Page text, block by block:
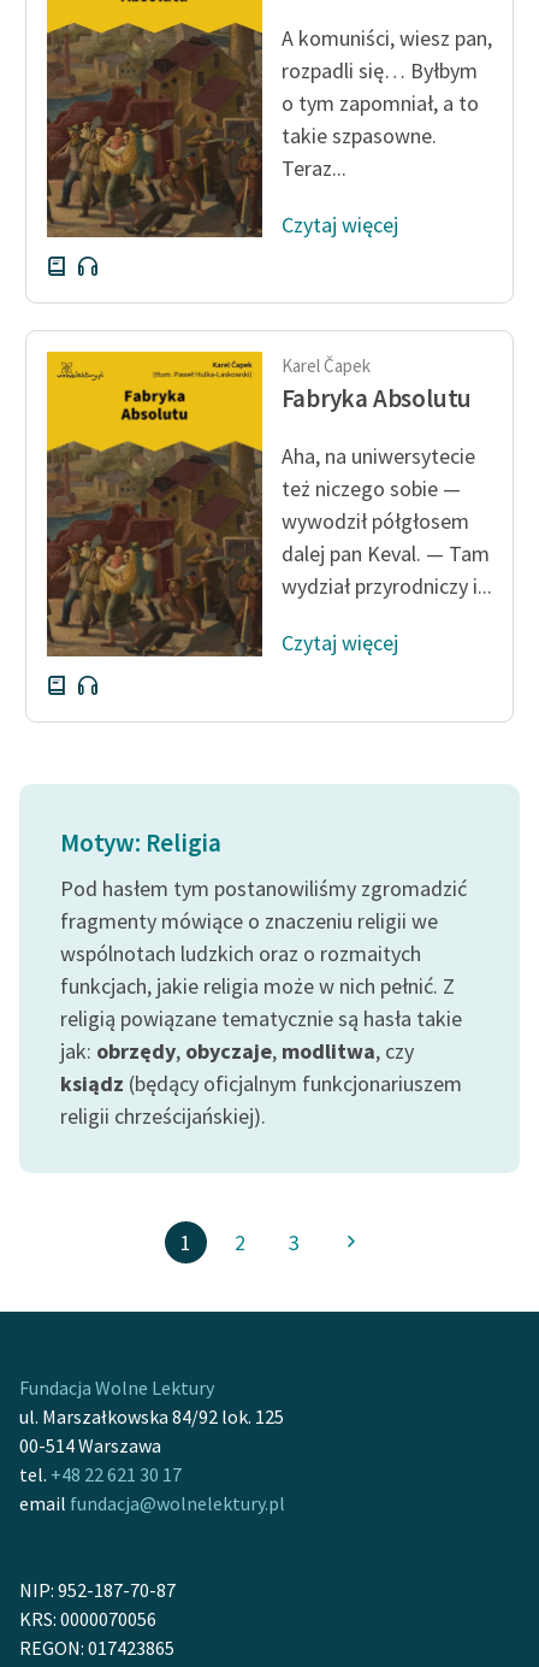
A komuniści, wiesz pan,
rozpadli się… Byłbym
o tym zapomniał, a to
takie szpasowne.
Teraz...
Czytaj więcej
Karel Čapek
Fabryka Absolutu
Aha, na uniwersytecie
też niczego sobie —
wywodził półgłosem
dalej pan Keval. — Tam
wydział przyrodniczy i...
Czytaj więcej
Motyw: Religia
Pod hasłem tym postanowiliśmy zgromadzić
fragmenty mówiące o znaczeniu religii we
wspólnotach ludzkich oraz o rozmaitych
funkcjach, jakie religia może w nich pełnić. Z
religią powiązane tematycznie są hasła takie
jak: obrzędy, obyczaje, modlitwa, czy
ksiądz (będący oficjalnym funkcjonariuszem
religii chrześcijańskiej).
1 2 3
Fundacja Wolne Lektury
ul. Marszałkowska 84/92 lok. 125
00-514 Warszawa
tel. +48 22 621 30 17
email fundacja@wolnelektury.pl
NIP: 952-187-70-87
KRS: 0000070056
REGON: 017423865